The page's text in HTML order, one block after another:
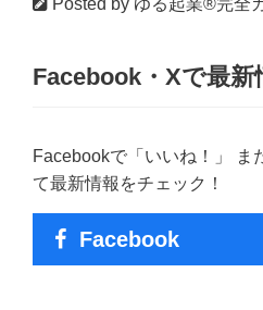
Facebook・Xで最新
Facebookで「いいね！」 ま
て最新情報をチェック！
Facebook